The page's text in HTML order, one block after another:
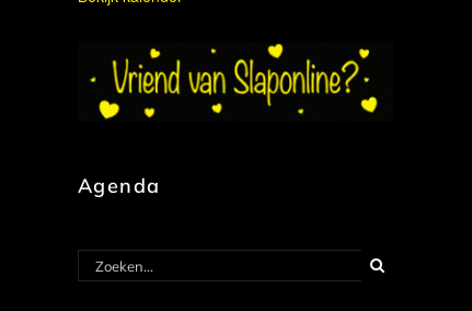
Agenda
Zoeken
naar: